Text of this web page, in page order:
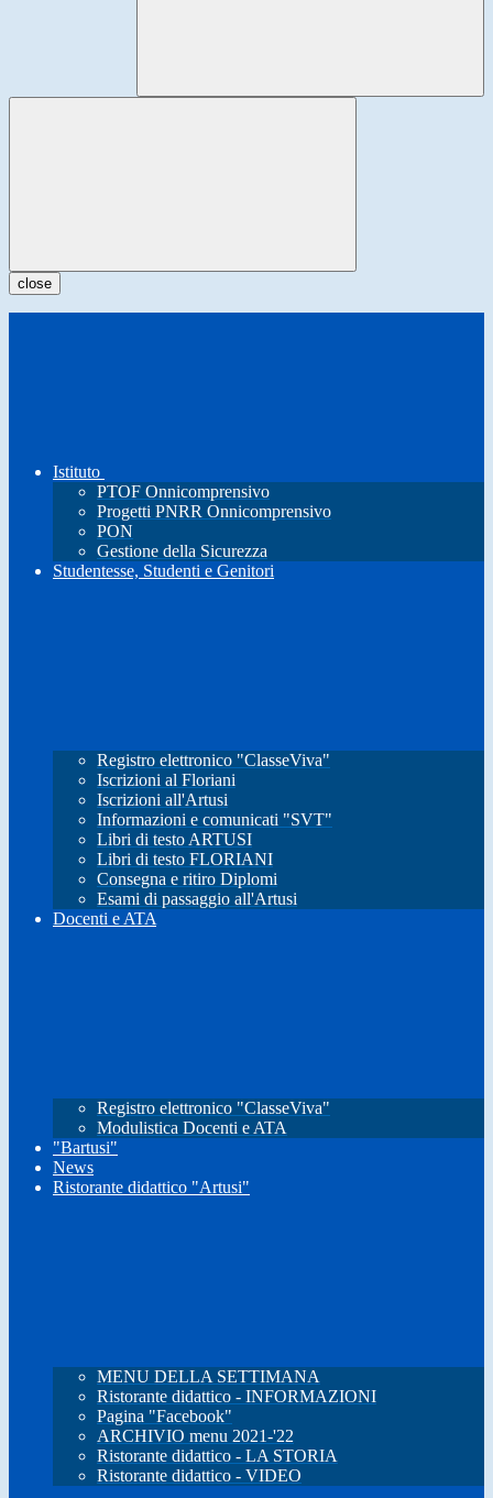
close
Istituto
PTOF Onnicomprensivo
Progetti PNRR Onnicomprensivo
PON
Gestione della Sicurezza
Studentesse, Studenti e Genitori
Registro elettronico "ClasseViva"
Iscrizioni al Floriani
Iscrizioni all'Artusi
Informazioni e comunicati "SVT"
Libri di testo ARTUSI
Libri di testo FLORIANI
Consegna e ritiro Diplomi
Esami di passaggio all'Artusi
Docenti e ATA
Registro elettronico "ClasseViva"
Modulistica Docenti e ATA
"Bartusi"
News
Ristorante didattico "Artusi"
MENU DELLA SETTIMANA
Ristorante didattico - INFORMAZIONI
Pagina "Facebook"
ARCHIVIO menu 2021-'22
Ristorante didattico - LA STORIA
Ristorante didattico - VIDEO